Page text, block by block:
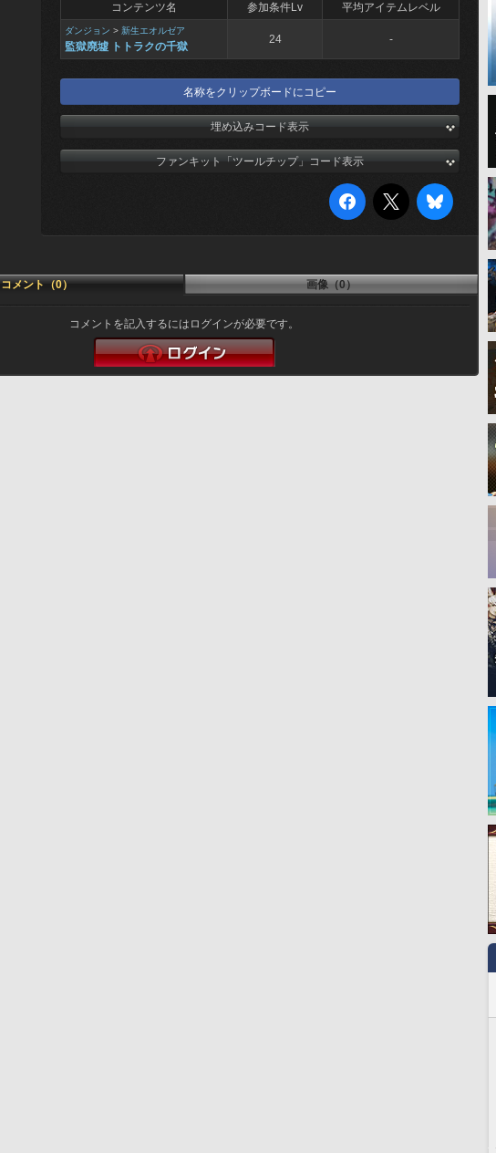
コンテンツ名 参加条件Lv 平均アイテムレベル
ダンジョン > 新生エオルゼア
監獄廃墟 トトラクの千獄
24 -
名称をクリップボードにコピー
埋め込みコード表示
ファンキット「ツールチップ」コード表示
コメント（0） 画像（0）
コメントを記入するにはログインが必要です。